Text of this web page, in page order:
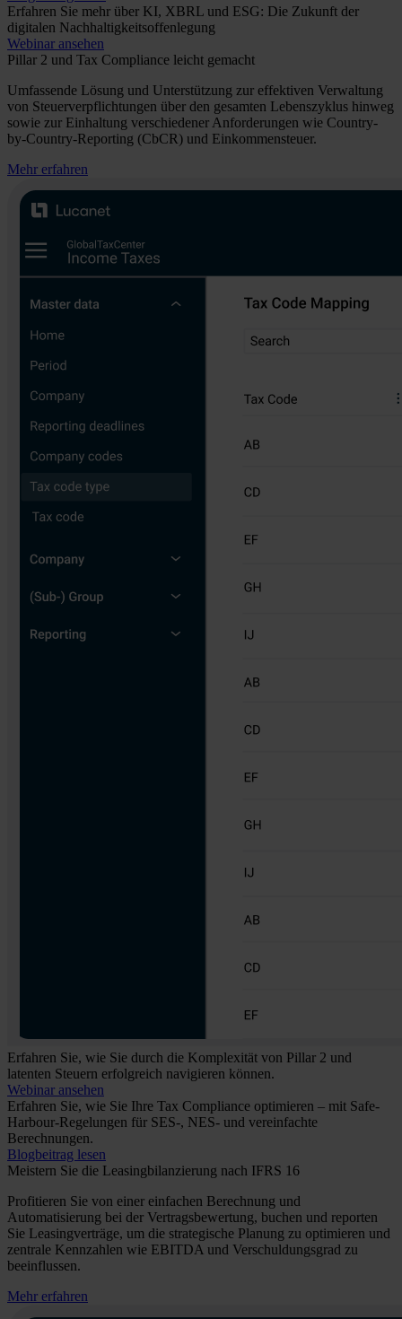
Erfahren Sie mehr über KI, XBRL und ESG: Die Zukunft der
digitalen Nachhaltigkeitsoffenlegung
Webinar ansehen
Pillar 2 und Tax Compliance leicht gemacht
Umfassende Lösung und Unterstützung zur effektiven Verwaltung
von Steuerverpflichtungen über den gesamten Lebenszyklus hinweg
sowie zur Einhaltung verschiedener Anforderungen wie Country-
by-Country-Reporting (CbCR) und Einkommensteuer.
Mehr erfahren
Erfahren Sie, wie Sie durch die Komplexität von Pillar 2 und
latenten Steuern erfolgreich navigieren können.
Webinar ansehen
Erfahren Sie, wie Sie Ihre Tax Compliance optimieren – mit Safe-
Harbour-Regelungen für SES-, NES- und vereinfachte
Berechnungen.
Blogbeitrag lesen
Meistern Sie die Leasingbilanzierung nach IFRS 16
Profitieren Sie von einer einfachen Berechnung und
Automatisierung bei der Vertragsbewertung, buchen und reporten
Sie Leasingverträge, um die strategische Planung zu optimieren und
zentrale Kennzahlen wie EBITDA und Verschuldungsgrad zu
beeinflussen.
Mehr erfahren